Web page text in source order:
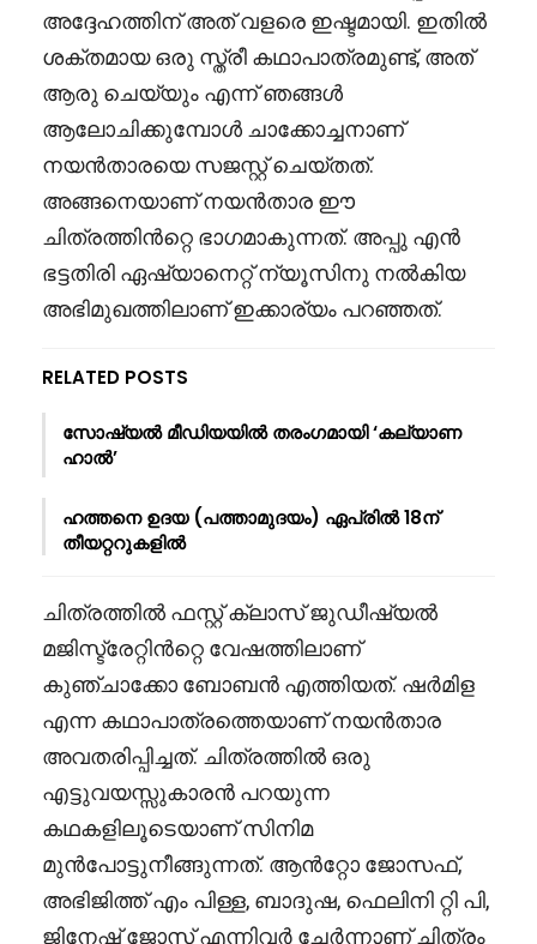
അദ്ദേഹത്തിന് അത് വളരെ ഇഷ്ടമായി. ഇതിൽ
ശക്തമായ ഒരു സ്ത്രീ കഥാപാത്രമുണ്ട്, അത്
ആരു ചെയ്യും എന്ന് ഞങ്ങൾ
ആലോചിക്കുമ്പോൾ ചാക്കോച്ചനാണ്
നയൻതാരയെ സജസ്റ്റ് ചെയ്തത്.
അങ്ങനെയാണ് നയൻതാര ഈ
ചിത്രത്തിൻറ്റെ ഭാഗമാകുന്നത്. അപ്പു എൻ
ഭട്ടതിരി ഏഷ്യാനെറ്റ് ന്യൂസിനു നൽകിയ
അഭിമുഖത്തിലാണ് ഇക്കാര്യം പറഞ്ഞത്.
RELATED POSTS
സോഷ്യൽ മീഡിയയിൽ തരംഗമായി ‘കല്യാണ
ഹാൽ’
ഹത്തനെ ഉദയ (പത്താമുദയം) ഏപ്രിൽ 18ന്
തീയറ്ററുകളിൽ
ചിത്രത്തിൽ ഫസ്റ്റ് ക്ലാസ് ജുഡീഷ്യൽ
മജിസ്ട്രേറ്റിൻറ്റെ വേഷത്തിലാണ്
കുഞ്ചാക്കോ ബോബൻ എത്തിയത്. ഷർമിള
എന്ന കഥാപാത്രത്തെയാണ് നയൻതാര
അവതരിപ്പിച്ചത്. ചിത്രത്തിൽ ഒരു
എട്ടുവയസ്സുകാരൻ പറയുന്ന
കഥകളിലൂടെയാണ് സിനിമ
മുൻപോട്ടുനീങ്ങുന്നത്. ആൻറ്റോ ജോസഫ്,
അഭിജിത്ത് എം പിള്ള, ബാദുഷ, ഫെലിനി റ്റി പി,
ജിനേഷ് ജോസ് എന്നിവർ ചേർന്നാണ് ചിത്രം